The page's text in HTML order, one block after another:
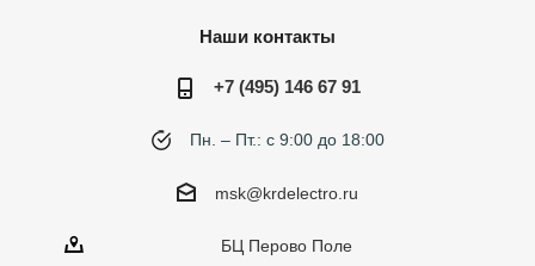
Наши контакты
+7 (495) 146 67 91
Пн. – Пт.: с 9:00 до 18:00
msk@krdelectro.ru
БЦ Перово Поле